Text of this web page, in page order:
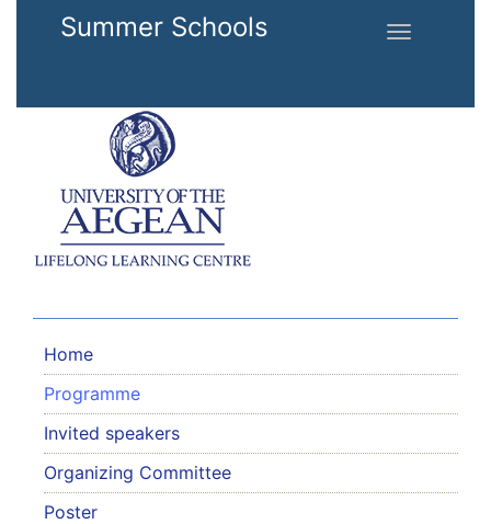
Skip to main content
Summer Schools
Toggle
Home
Programme
Invited speakers
Organizing Committee
Poster